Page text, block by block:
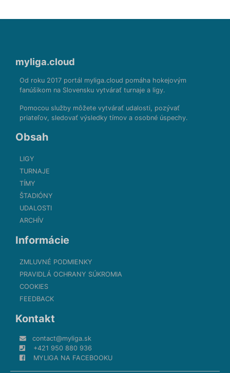
myliga.cloud
Od roku 2017 portál myliga.cloud pomáha hokejovým
fanúšikom na Slovensku vytvárať turnaje a ligy.
Pomocou služby môžete vytvárať udalosti, pozývať
priateľov, sledovať výsledky tímov a osobné úspechy.
Obsah
LIGY
TURNAJE
TÍMY
ŠTADIÓNY
UDALOSTI
ARCHÍV
Informácie
ZMLUVNÉ PODMIENKY
PRAVIDLÁ OCHRANY SÚKROMIA
COOKIES
FEEDBACK
Kontakt
contact@myliga.sk
+421 950 880 936
MYLIGA NA FACEBOOKU